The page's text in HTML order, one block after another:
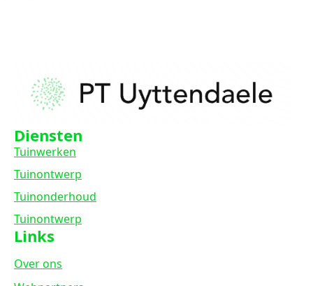
Diensten
Tuinwerken
Tuinontwerp
Tuinonderhoud
Tuinontwerp
Links
Over ons